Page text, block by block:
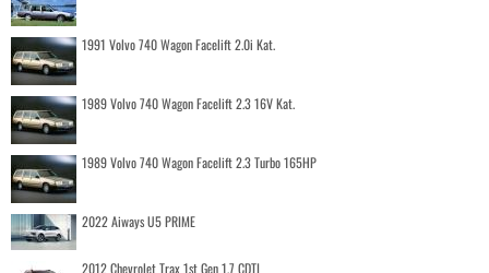
1991 Volvo 740 Wagon Facelift 2.0i Kat.
1989 Volvo 740 Wagon Facelift 2.3 16V Kat.
1989 Volvo 740 Wagon Facelift 2.3 Turbo 165HP
2022 Aiways U5 PRIME
2012 Chevrolet Trax 1st Gen 1.7 CDTI